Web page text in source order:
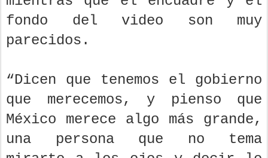
fondo del video son muy
parecidos.
“Dicen que tenemos el gobierno
que merecemos, y pienso que
México merece algo más grande,
una persona que no tema